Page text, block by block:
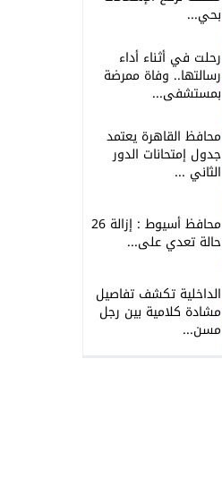
بحي...
رحلت في أثناء أداء
رسالتها.. وفاة ممرضة
بمستشفى...
محافظ القاهرة يعتمد
جدول إمتحانات الدور
الثاني ...
محافظ أسيوط : إزالة 26
حالة تعدي على...
الداخلية تكشف تفاصيل
مشادة كلامية بين رجل
مسن...